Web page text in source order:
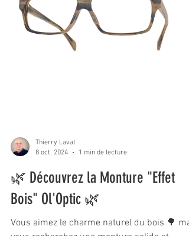
Thierry Lavat
8 oct. 2024
1 min de lecture
🌿 Découvrez la Monture "Effet
Bois" Ol'Optic 🌿
Vous aimez le charme naturel du bois 🌳